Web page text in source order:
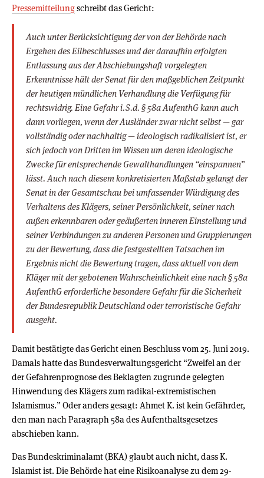
Pressemitteilungschreibt das Gericht:
Auch unter Berücksichtigung der von der Behörde nach
Ergehen des Eilbeschlusses und der daraufhin erfolgten
Entlassung aus der Abschiebungshaft vorgelegten
Erkenntnisse hält der Senat für den maßgeblichen Zeitpunkt
der heutigen mündlichen Verhandlung die Verfügung für
rechtswidrig. Eine Gefahr i.S.d. § 58a AufenthG kann auch
dann vorliegen, wenn der Ausländer zwar nicht selbst — gar
vollständig oder nachhaltig — ideologisch radikalisiert ist, er
sich jedoch von Dritten im Wissen um deren ideologische
Zwecke für entsprechende Gewalthandlungen “einspannen”
lässt. Auch nach diesem konkretisierten Maßstab gelangt der
Senat in der Gesamtschau bei umfassender Würdigung des
Verhaltens des Klägers, seiner Persönlichkeit, seiner nach
außen erkennbaren oder geäußerten inneren Einstellung und
seiner Verbindungen zu anderen Personen und Gruppierungen
zu der Bewertung, dass die festgestellten Tatsachen im
Ergebnis nicht die Bewertung tragen, dass aktuell von dem
Kläger mit der gebotenen Wahrscheinlichkeit eine nach § 58a
AufenthG erforderliche besondere Gefahr für die Sicherheit
der Bundesrepublik Deutschland oder terroristische Gefahr
ausgeht.
Damit bestätigte das Gericht einen Beschluss vom 25. Juni 2019.
Damals hatte das Bundesverwaltungsgericht “Zweifel an der
der Gefahrenprognose des Beklagten zugrunde gelegten
Hinwendung des Klägers zum radikal-extremistischen
Islamismus.” Oder anders gesagt: Ahmet K. ist kein Gefährder,
den man nach Paragraph 58a des Aufenthaltsgesetzes
abschieben kann.
Das Bundeskriminalamt (BKA) glaubt auch nicht, dass K.
Islamist ist. Die Behörde hat eine Risikoanalyse zu dem 29-